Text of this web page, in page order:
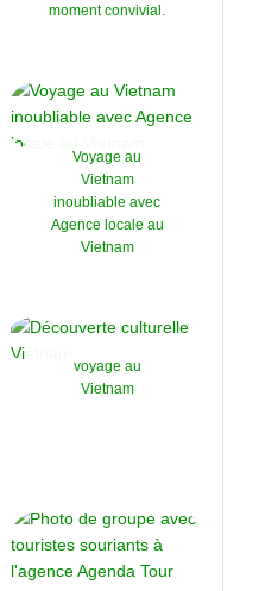
moment convivial.
Voyage au
Vietnam
inoubliable avec
Agence locale au
Vietnam
voyage au
Vietnam